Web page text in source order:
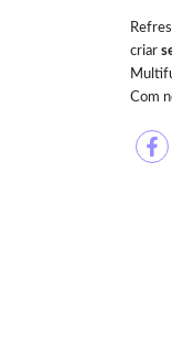
criar
Com